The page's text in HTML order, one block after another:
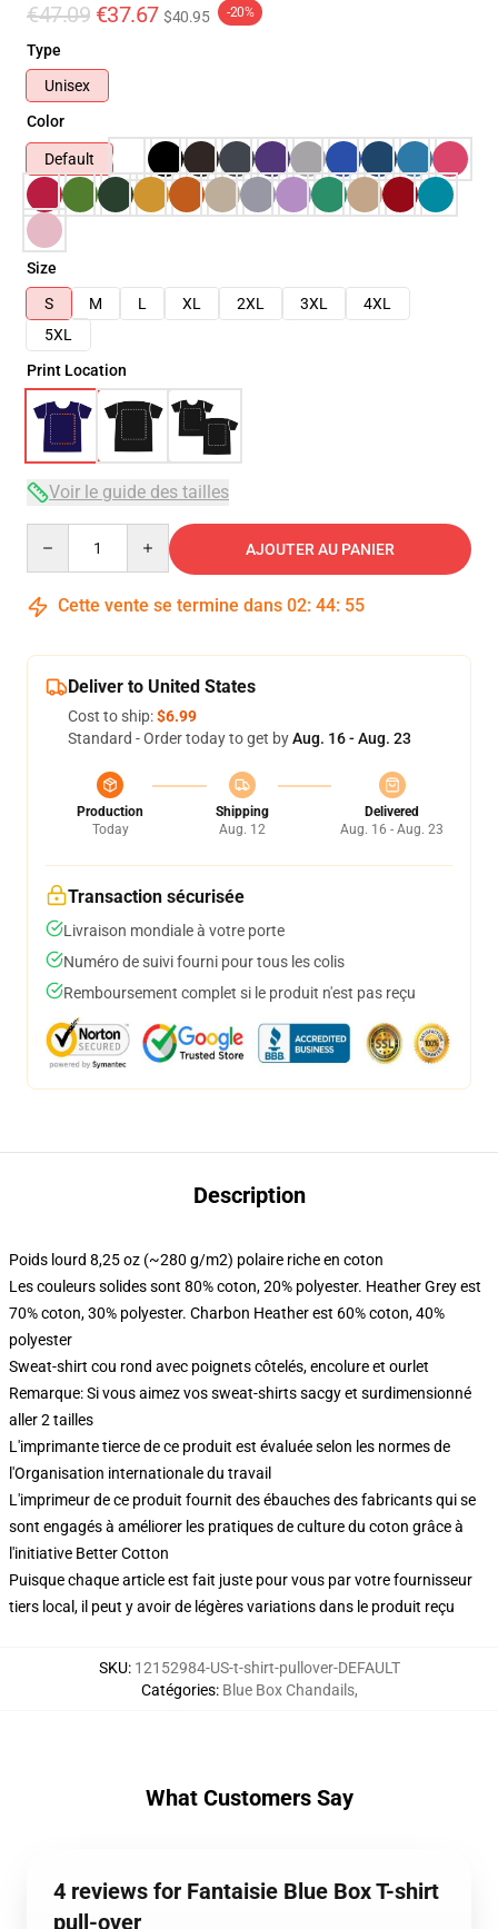
€47.09 €37.67 $40.95 -20%
Type
Unisex
Color
Default
Size
S
M L XL 2XL 3XL
4XL
5XL
Print Location
Voir le guide des tailles
AJOUTER AU PANIER
Cette vente se termine dans 02: 44: 54
Deliver to United States
Cost to ship:$6.99
Standard - Order today to get byAug. 16 - Aug. 23
Production
Today
Shipping
Aug. 12
Delivered
Aug. 16 - Aug. 23
Transaction sécurisée
Livraison mondiale à votre porte
Numéro de suivi fourni pour tous les colis
Remboursement complet si le produit n'est pas reçu
Description
Poids lourd 8,25 oz (~280 g/m2) polaire riche en coton
Les couleurs solides sont 80% coton, 20% polyester. Heather Grey est
70% coton, 30% polyester. Charbon Heather est 60% coton, 40%
polyester
Sweat-shirt cou rond avec poignets côtelés, encolure et ourlet
Remarque: Si vous aimez vos sweat-shirts sacgy et surdimensionné
aller 2 tailles
L'imprimante tierce de ce produit est évaluée selon les normes de
l'Organisation internationale du travail
L'imprimeur de ce produit fournit des ébauches des fabricants qui se
sont engagés à améliorer les pratiques de culture du coton grâce à
l'initiative Better Cotton
Puisque chaque article est fait juste pour vous par votre fournisseur
tiers local, il peut y avoir de légères variations dans le produit reçu
SKU: 12152984-US-t-shirt-pullover-DEFAULT
Catégories: Blue Box Chandails,
What Customers Say
4 reviews for Fantaisie Blue Box T-shirt
pull-over